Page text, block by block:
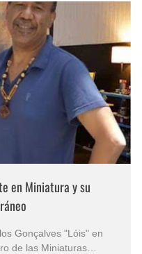
en Miniatura y su
Gonçalves "Lóis" en